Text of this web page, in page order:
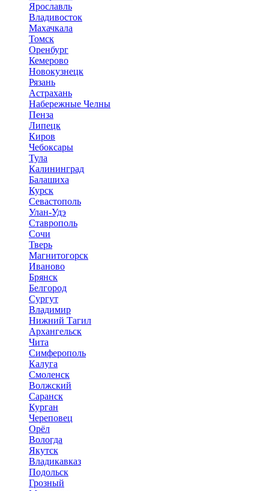
Ярославль
Владивосток
Махачкала
Томск
Оренбург
Кемерово
Новокузнецк
Рязань
Астрахань
Набережные Челны
Пенза
Липецк
Киров
Чебоксары
Тула
Калининград
Балашиха
Курск
Севастополь
Улан-Удэ
Ставрополь
Сочи
Тверь
Магнитогорск
Иваново
Брянск
Белгород
Сургут
Владимир
Нижний Тагил
Архангельск
Чита
Симферополь
Калуга
Смоленск
Волжский
Саранск
Курган
Череповец
Орёл
Вологда
Якутск
Владикавказ
Подольск
Грозный